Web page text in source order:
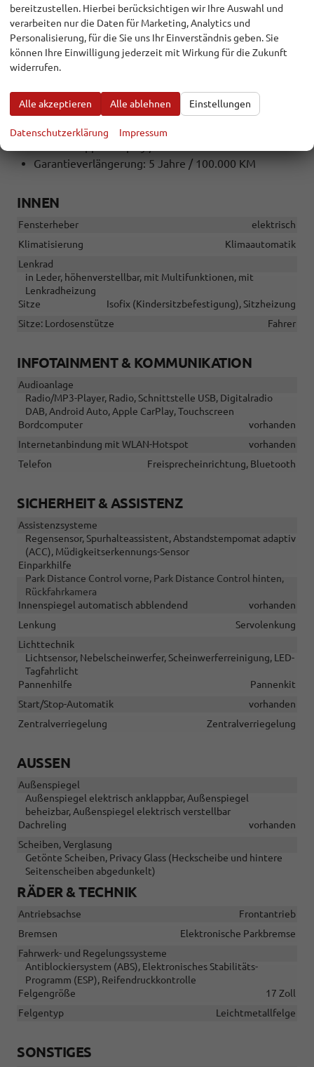
Rückfahrkamera
Parksensoren vorne + hinten
17"" LM-Felgen mit Reifen 215/55R17
Nebelscheinwerfer vorne
LED-Scheinwerfer
Geschwindigkeitserkennung
Navigation vorbereitet
Garantieverlängerung: 5 Jahre / 100.000 KM
INNEN
Fensterheber
elektrisch
Klimatisierung
Klimaautomatik
Lenkrad
in Leder, höhenverstellbar, mit Multifunktionen, mit
Lenkradheizung
Sitze
Isofix (Kindersitzbefestigung), Sitzheizung
Sitze: Lordosenstütze
Fahrer
INFOTAINMENT & KOMMUNIKATION
Audioanlage
Radio/MP3-Player, Radio, Schnittstelle USB, Digitalradio
DAB, Android Auto, Apple CarPlay, Touchscreen
Bordcomputer
vorhanden
Internetanbindung mit WLAN-Hotspot
vorhanden
Telefon
Freisprecheinrichtung, Bluetooth
SICHERHEIT & ASSISTENZ
Assistenzsysteme
Regensensor, Spurhalteassistent, Abstandstempomat adaptiv
(ACC), Müdigkeitserkennungs-Sensor
Einparkhilfe
Park Distance Control vorne, Park Distance Control hinten,
Rückfahrkamera
Innenspiegel automatisch abblendend
vorhanden
Lenkung
Servolenkung
Lichttechnik
Lichtsensor, Nebelscheinwerfer, Scheinwerferreinigung, LED-
Tagfahrlicht
Pannenhilfe
Pannenkit
Start/Stop-Automatik
vorhanden
Zentralverriegelung
Zentralverriegelung
AUSSEN
Außenspiegel
Außenspiegel elektrisch anklappbar, Außenspiegel
beheizbar, Außenspiegel elektrisch verstellbar
Dachreling
vorhanden
Scheiben, Verglasung
Getönte Scheiben, Privacy Glass (Heckscheibe und hintere
Seitenscheiben abgedunkelt)
RÄDER & TECHNIK
Antriebsachse
Frontantrieb
Bremsen
Elektronische Parkbremse
Fahrwerk- und Regelungssysteme
Antiblockiersystem (ABS), Elektronisches Stabilitäts-
Programm (ESP), Reifendruckkontrolle
Felgengröße
17 Zoll
Felgentyp
Leichtmetallfelge
SONSTIGES
bereitzustellen. Hierbei berücksichtigen wir Ihre Auswahl und
verarbeiten nur die Daten für Marketing, Analytics und
Personalisierung, für die Sie uns Ihr Einverständnis geben. Sie
können Ihre Einwilligung jederzeit mit Wirkung für die Zukunft
widerrufen.
Alle akzeptieren Alle ablehnen Einstellungen
Datenschutzerklärung Impressum